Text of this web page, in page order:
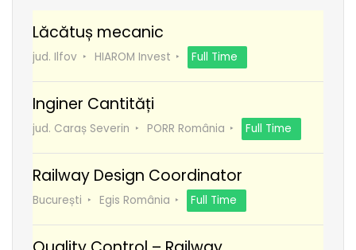
Lăcătuș mecanic
jud. Ilfov HIAROM Invest Full Time
Inginer Cantități
jud. Caraș Severin PORR România Full Time
Railway Design Coordinator
București Egis România Full Time